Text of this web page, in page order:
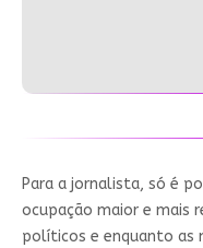
Para a jornalista, só é
ocupação maior e mais
políticos e enquanto as